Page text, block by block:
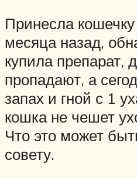
Принесла
месяца назад,
купила препарат,
пропадают, а
запах и гной с 1
кошка не чешет
Что это может
совету.